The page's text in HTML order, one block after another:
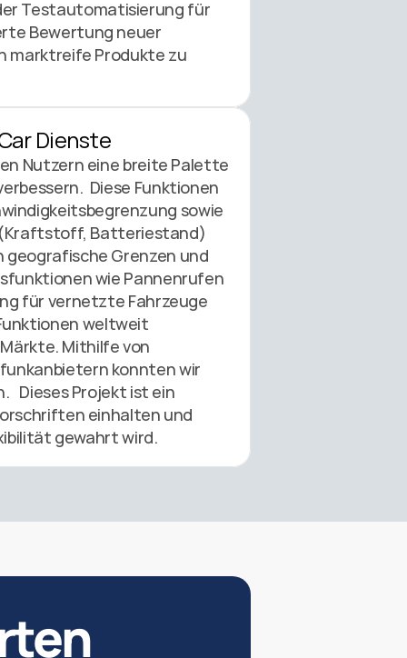
Testautomatisierung für
Bewertung neuer
marktreife Produkte zu
Dienste
Nutzern eine breite Palette
Diese Funktionen
sowie
(Kraftstoff, Batteriestand)
geografische Grenzen und
wie Pannenrufen
für vernetzte Fahrzeuge
weltweit
Mithilfe von
konnten wir
Dieses Projekt ist ein
einhalten und
gewahrt wird.